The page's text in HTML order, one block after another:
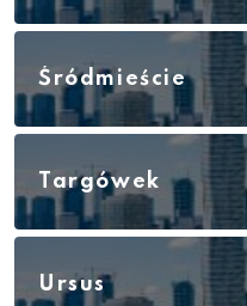
Śródmieście
Targówek
Ursus